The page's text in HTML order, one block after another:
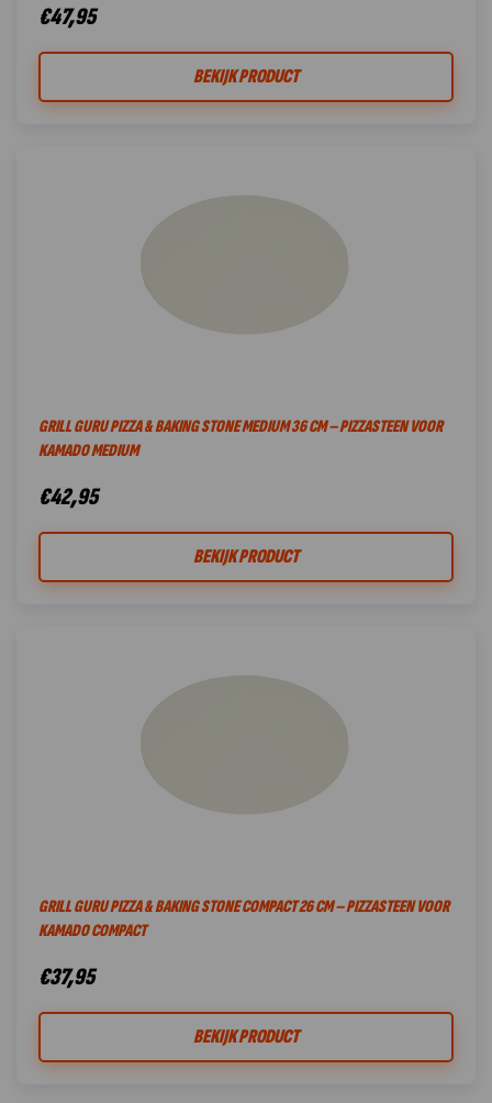
€47,95
BEKIJK PRODUCT
GRILL GURU PIZZA & BAKING STONE MEDIUM 36 CM – PIZZASTEEN VOOR
KAMADO MEDIUM
€42,95
BEKIJK PRODUCT
GRILL GURU PIZZA & BAKING STONE COMPACT 26 CM – PIZZASTEEN VOOR
KAMADO COMPACT
€37,95
BEKIJK PRODUCT